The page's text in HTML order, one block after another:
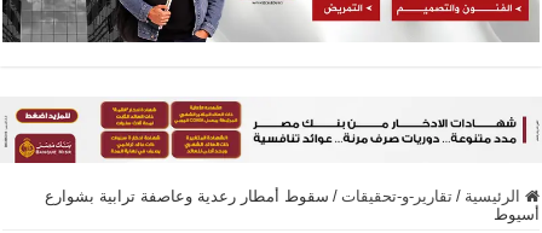
الرئيسية / تقارير-و-تحقيقات / سقوط أمطار رعدية وعاصفة ترابية بشوارع
أسيوط